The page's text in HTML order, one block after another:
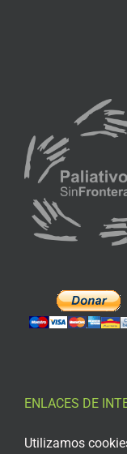
ENLACES DE
Aviso Legal
Utilizamos